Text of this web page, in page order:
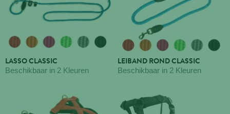
LASSO CLASSIC
Beschikbaar in 2 Kleuren
LEIBAND ROND CLASSIC
Beschikbaar in 2 Kleuren